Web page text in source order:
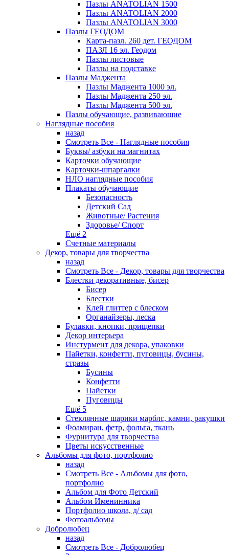
Пазлы ANATOLIAN 1500
Пазлы ANATOLIAN 2000
Пазлы ANATOLIAN 3000
Пазлы ГЕОДОМ
Карта-пазл. 260 дет. ГЕОДОМ
ПАЗЛ 16 эл. Геодом
Пазлы листовые
Пазлы на подставке
Пазлы Маджента
Пазлы Маджента 1000 эл.
Пазлы Маджента 250 эл.
Пазлы Маджента 500 эл.
Пазлы обучающие, развивающие
Наглядные пособия
назад
Смотреть Все - Наглядные пособия
Буквы/ азбуки на магнитах
Карточки обучающие
Карточки-шпаргалки
НЛО наглядные пособия
Плакаты обучающие
Безопасность
Детский Сад
Животные/ Растения
Здоровье/ Спорт
Ещё 2
Счетные материалы
Декор, товары для творчества
назад
Смотреть Все - Декор, товары для творчества
Блестки декоративные, бисер
Бисер
Блестки
Клей глиттер с блеском
Органайзеры, леска
Булавки, кнопки, прищепки
Декор интерьера
Инстурмент для декора, упаковки
Пайетки, конфетти, пуговицы, бусины,
стразы
Бусины
Конфетти
Пайетки
Пуговицы
Ещё 5
Стеклянные шарики марблс, камни, ракушки
Фоамиран, фетр, фольга, ткань
Фурнитура для творчества
Цветы искусственные
Альбомы для фото, портфолио
назад
Смотреть Все - Альбомы для фото,
портфолио
Альбом для Фото Детский
Альбом Именинника
Портфолио школа, д/ сад
Фотоальбомы
Добролюбец
назад
Смотреть Все - Добролюбец